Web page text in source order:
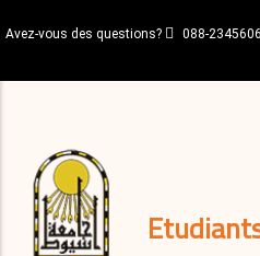
au
principal
Avez-vous des questions? 088-2345606
décisions
Expatriés
Journal